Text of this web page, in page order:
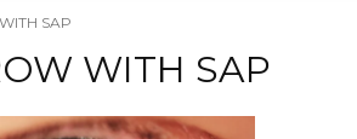
SAP
WITH SAP